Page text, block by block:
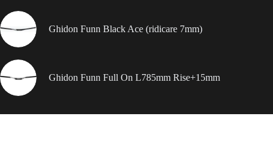
Ghidon Funn Black Ace (ridicare 7mm)
Ghidon Funn Full On L785mm Rise+15mm